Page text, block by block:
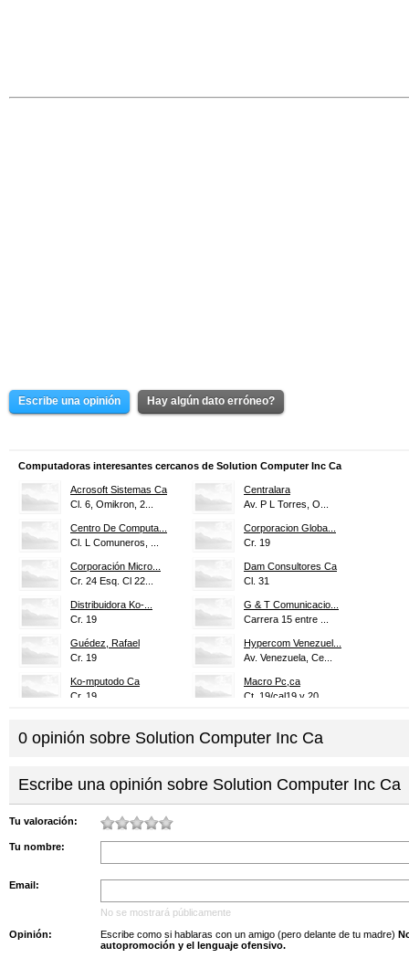
Escribe una opinión Hay algún dato erróneo?
Computadoras interesantes cercanos de Solution Computer Inc Ca
Acrosoft Sistemas Ca
Cl. 6, Omikron, 2...
Centralara
Av. P L Torres, O...
Centro De Computa...
Cl. L Comuneros, ...
Corporacion Globa...
Cr. 19
Corporación Micro...
Cr. 24 Esq. Cl 22...
Dam Consultores Ca
Cl. 31
Distribuidora Ko-...
Cr. 19
G & T Comunicacio...
Carrera 15 entre ...
Guédez, Rafael
Cr. 19
Hypercom Venezuel...
Av. Venezuela, Ce...
Ko-mputodo Ca
Cr. 19
Macro Pc,ca
Ct. 19/cal19 y 20...
Cl. 25, C C Cosmo...
Cr. 19 Entre 33, ...
Tecnosistemas 200...
Xitel De Venezuel...
0 opinión sobre Solution Computer Inc Ca
Escribe una opinión sobre Solution Computer Inc Ca
Tu valoración:
Tu nombre:
Email:
No se mostrará públicamente
Opinión:
Escribe como si hablaras con un amigo (pero delante de tu madre) No
autopromoción y el lenguaje ofensivo.